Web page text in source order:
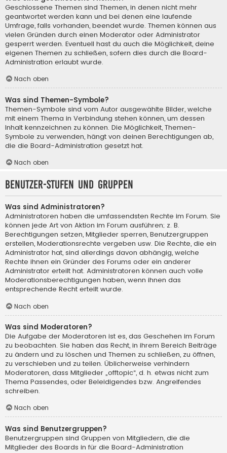
Geschlossene Themen sind Themen, in denen nicht mehr
geantwortet werden kann und bei denen eine laufende
Umfrage, falls vorhanden, beendet wurde. Themen können aus
vielen Gründen durch einen Moderator oder Administrator
gesperrt werden. Eventuell hast du auch die Möglichkeit, deine
eigenen Themen zu schließen, sofern dies durch die Board-
Administration erlaubt wurde.
Nach oben
Was sind Themen-Symbole?
Themen-Symbole sind vom Autor ausgewählte Bilder, welche
mit einem Thema in Verbindung stehen können, um dessen
Inhalt kennzeichnen zu können. Die Möglichkeit, Themen-
Symbole zu verwenden, hängt von deinen Berechtigungen ab,
die die Board-Administration gesetzt hat.
Nach oben
Benutzer-Stufen und Gruppen
Was sind Administratoren?
Administratoren haben die umfassendsten Rechte im Forum. Sie
können jede Art von Aktion im Forum ausführen; z. B.
Berechtigungen setzen, Mitglieder sperren, Benutzergruppen
erstellen, Moderationsrechte vergeben usw. Die Rechte, die ein
Administrator hat, sind allerdings davon abhängig, welche
Rechte ihnen ein Gründer des Forums oder ein anderer
Administrator erteilt hat. Administratoren können auch volle
Moderationsberechtigungen haben, wenn ihnen das
entsprechende Recht erteilt wurde.
Nach oben
Was sind Moderatoren?
Die Aufgabe der Moderatoren ist es, das Geschehen im Forum
zu beobachten. Sie haben das Recht, in ihrem Bereich Beiträge
zu ändern und zu löschen und Themen zu schließen, zu öffnen,
zu verschieben und zu teilen. Üblicherweise verhindern
Moderatoren, dass Mitglieder „offtopic“, d. h. etwas nicht zum
Thema Passendes, oder Beleidigendes bzw. Angreifendes
schreiben.
Nach oben
Was sind Benutzergruppen?
Benutzergruppen sind Gruppen von Mitgliedern, die die
Mitglieder des Boards in für die Board-Administration